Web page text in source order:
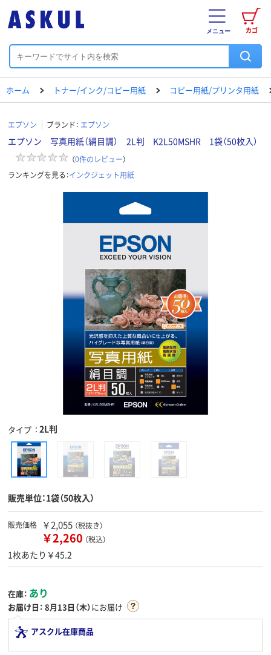
カゴ
メニュー
ホーム トナー/インク/コピー用紙 コピー用紙/プリンタ用紙
エプソン ブランド： エプソン
エプソン 写真用紙（絹目調） 2L判 K2L50MSHR 1袋（50枚入）
（0件のレビュー）
ランキングを見る：インクジェット用紙
タイプ 2L判
販売単位：1袋（50枚入）
販売価格 ￥2,055 （税抜き）
￥2,260 （税込）
1枚あたり￥45.2
在庫： あり
お届け日： 8月13日（木）にお届け
アスクル在庫商品